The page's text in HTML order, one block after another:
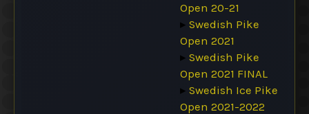
Open 20-21
▸ Swedish Pike
Open 2021
▸ Swedish Pike
Open 2021 FINAL
▸ Swedish Ice Pike
Open 2021-2022